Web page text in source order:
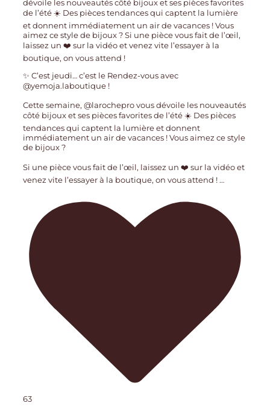
✨ C’est jeudi… c’est le Rendez-vous avec
@yemoja.laboutique !
Cette semaine, @larochepro vous dévoile les nouveautés
côté bijoux et ses pièces favorites de l’été ☀️ Des pièces
tendances qui captent la lumière et donnent
immédiatement un air de vacances ! Vous aimez ce style
de bijoux ?
Si une pièce vous fait de l’œil, laissez un ❤️ sur la vidéo et
venez vite l’essayer à la boutique, on vous attend !…
63